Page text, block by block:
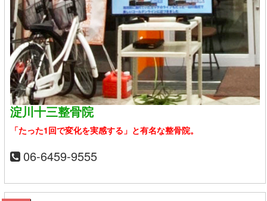
淀川十三整骨院
「たった1回で変化を実感する」と有名な整骨院。
06-6459-9555